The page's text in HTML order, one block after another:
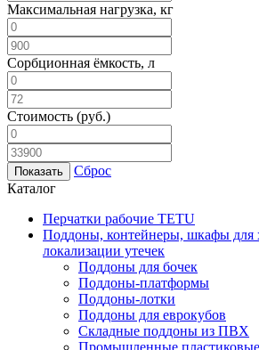
Максимальная нагрузка, кг
Сорбционная ёмкость, л
Стоимость (руб.)
Сброс
Каталог
Перчатки рабочие TETU
Поддоны, контейнеры, шкафы для
локализации утечек
Поддоны для бочек
Поддоны-платформы
Поддоны-лотки
Поддоны для еврокубов
Складные поддоны из ПВХ
Промышленные